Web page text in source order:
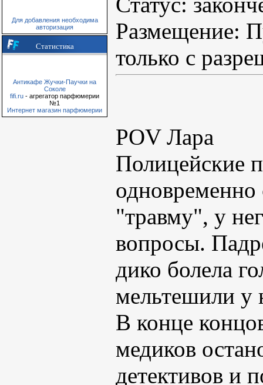
Для добавления необходима
авторизация
Статистика
Антикафе Жучки-Паучки на
Соколе
fifi.ru - агрегатор парфюмерии
№1
Интернет магазин парфюмерии
Размещение:
только с
POV Лара
Полицейские
одновременно
"травму", у
вопросы.
дико болела
мельтешили у
В конце
медиков
детективов и